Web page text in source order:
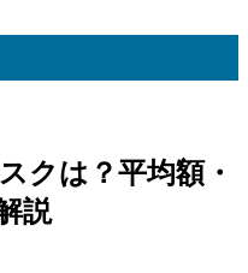
クは？平均額・
説